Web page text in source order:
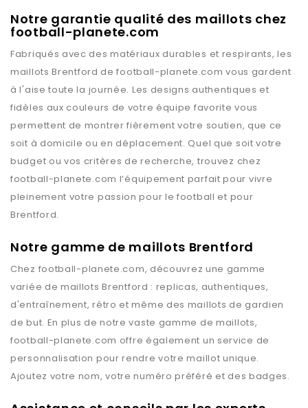
Notre garantie qualité des maillots chez
football-planete.com
Fabriqués avec des matériaux durables et respirants, les
maillotsBrentford defootball-planete.com vous gardent
à l'aise toute la journée. Les designs authentiques et
fidèles aux couleurs de votre équipe favorite vous
permettent de montrer fièrement votre soutien, que ce
soit à domicile ou en déplacement. Quel que soit votre
budget ou vos critères de recherche, trouvez chez
football-planete.com l’équipement parfait pour vivre
pleinement votre passion pour le football et pour
Brentford.
Notre gamme de maillots Brentford
Chez football-planete.com, découvrez une gamme
variée de maillotsBrentford : replicas, authentiques,
d'entraînement, rétro et même des maillots de gardien
de but. En plus de notre vaste gamme de maillots,
football-planete.com offre également un service de
personnalisation pour rendre votre maillot unique.
Ajoutez votre nom, votre numéro préféré et des badges.